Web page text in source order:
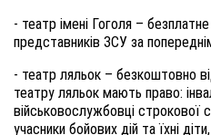
- театр імені Гоголя –
представників ЗСУ за
- театр ляльок – безкоштовно
театру ляльок мають право:
військовослужбовці строкової
учасники бойових дій та їхні